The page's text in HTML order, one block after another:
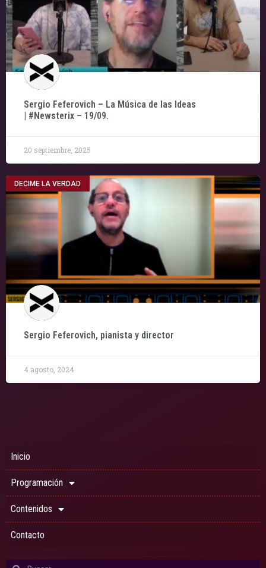
Sergio Feferovich – La Música de las Ideas
| #Newsterix – 19/09.
20 septiembre, 2025
DECIME LA VERDAD
Sergio Feferovich, pianista y director
4 agosto, 2024
Inicio
Programación
Contenidos
Contacto